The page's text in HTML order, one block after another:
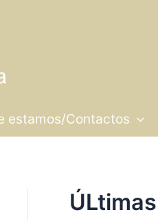
estamos/Contactos
ÚLtimas